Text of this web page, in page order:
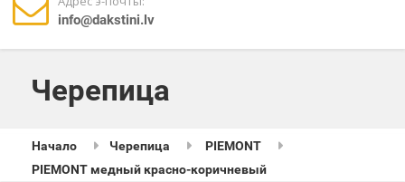
info@dakstini.lv
Черепица
Начало Черепица
PIEMONT
PIEMONT медный красно-коричневый